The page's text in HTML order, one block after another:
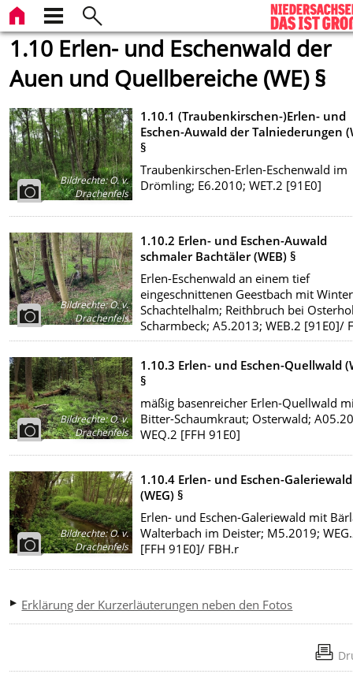
1.10 Erlen- und Eschenwald der
Auen und Quellbereiche (WE) §
Bildrechte:O. v.
Drachenfels
1.10.1 (Traubenkirschen-)Erlen- und
Eschen-Auwald der Talniederungen
§
Traubenkirschen-Erlen-Eschenwald im
Drömling; E6.2010; WET.2 [91E0]
Bildrechte:O. v.
Drachenfels
1.10.2 Erlen- und Eschen-Auwald
schmaler Bachtäler (WEB) §
Erlen-Eschenwald an einem tief
eingeschnittenen Geestbach mit
Schachtelhalm; Reithbruch bei
Scharmbeck; A5.2013; WEB.2 [91E0]/
Bildrechte:O. v.
Drachenfels
1.10.3 Erlen- und Eschen-Quellwald
§
mäßig basenreicher Erlen-Quellwald
Bitter-Schaumkraut; Osterwald;
WEQ.2 [FFH 91E0]
Bildrechte:O. v.
Drachenfels
1.10.4 Erlen- und Eschen-Galeriewald
(WEG) §
Erlen- und Eschen-Galeriewald mit
Walterbach im Deister; M5.2019;
[FFH 91E0]/ FBH.r
Erklärung der Kurzerläuterungen neben den Fotos